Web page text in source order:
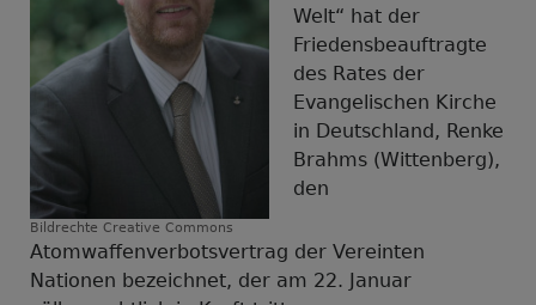
Bildrechte Creative Commons
Welt“ hat der
Friedensbeauftragte
des Rates der
Evangelischen Kirche
in Deutschland, Renke
Brahms (Wittenberg),
den
Atomwaffenverbotsvertrag der Vereinten
Nationen bezeichnet, der am 22. Januar